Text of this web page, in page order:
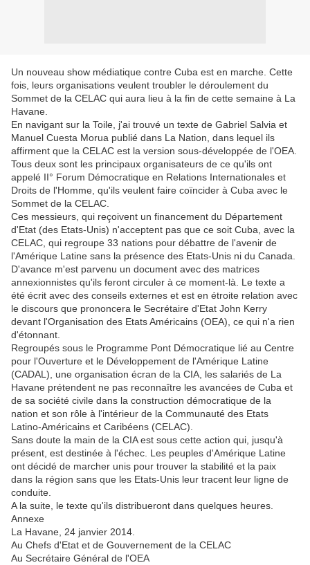
Un nouveau show médiatique contre Cuba est en marche. Cette
fois, leurs organisations veulent troubler le déroulement du
Sommet de la CELAC qui aura lieu à la fin de cette semaine à La
Havane.
En navigant sur la Toile, j'ai trouvé un texte de Gabriel Salvia et
Manuel Cuesta Morua publié dans La Nation, dans lequel ils
affirment que la CELAC est la version sous-développée de l'OEA.
Tous deux sont les principaux organisateurs de ce qu'ils ont
appelé II° Forum Démocratique en Relations Internationales et
Droits de l'Homme, qu'ils veulent faire coïncider à Cuba avec le
Sommet de la CELAC.
Ces messieurs, qui reçoivent un financement du Département
d'Etat (des Etats-Unis) n'acceptent pas que ce soit Cuba, avec la
CELAC, qui regroupe 33 nations pour débattre de l'avenir de
l'Amérique Latine sans la présence des Etats-Unis ni du Canada.
D'avance m'est parvenu un document avec des matrices
annexionnistes qu'ils feront circuler à ce moment-là. Le texte a
été écrit avec des conseils externes et est en étroite relation avec
le discours que prononcera le Secrétaire d'Etat John Kerry
devant l'Organisation des Etats Américains (OEA), ce qui n'a rien
d'étonnant.
Regroupés sous le Programme Pont Démocratique lié au Centre
pour l'Ouverture et le Développement de l'Amérique Latine
(CADAL), une organisation écran de la CIA, les salariés de La
Havane prétendent ne pas reconnaître les avancées de Cuba et
de sa société civile dans la construction démocratique de la
nation et son rôle à l'intérieur de la Communauté des Etats
Latino-Américains et Caribéens (CELAC).
Sans doute la main de la CIA est sous cette action qui, jusqu'à
présent, est destinée à l'échec. Les peuples d'Amérique Latine
ont décidé de marcher unis pour trouver la stabilité et la paix
dans la région sans que les Etats-Unis leur tracent leur ligne de
conduite.
A la suite, le texte qu'ils distribueront dans quelques heures.
Annexe
La Havane, 24 janvier 2014.
Au Chefs d'Etat et de Gouvernement de la CELAC
Au Secrétaire Général de l'OEA